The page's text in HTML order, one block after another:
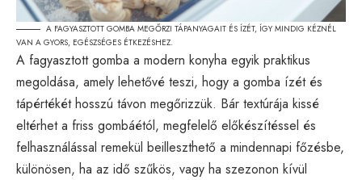
A FAGYASZTOTT GOMBA MEGŐRZI TÁPANYAGAIT ÉS ÍZÉT, ÍGY MINDIG KÉZNÉL
VAN A GYORS, EGÉSZSÉGES ÉTKEZÉSHEZ.
A fagyasztott gomba a modern konyha egyik praktikus
megoldása, amely lehetővé teszi, hogy a gomba ízét és
tápértékét hosszú távon megőrizzük. Bár textúrája kissé
eltérhet a friss gombáétól, megfelelő előkészítéssel és
felhasználással remekül beilleszthető a mindennapi főzésbe,
különösen, ha az idő szűkös, vagy ha szezonon kívül